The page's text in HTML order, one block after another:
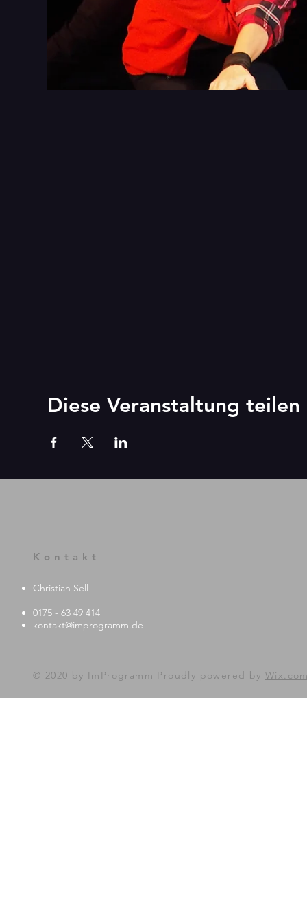
Diese Veranstaltung teilen
Kontakt
Christian Sell
0175 - 63 49 414
kontakt@improgramm.de
© 2020 by ImProgramm Proudly powered by